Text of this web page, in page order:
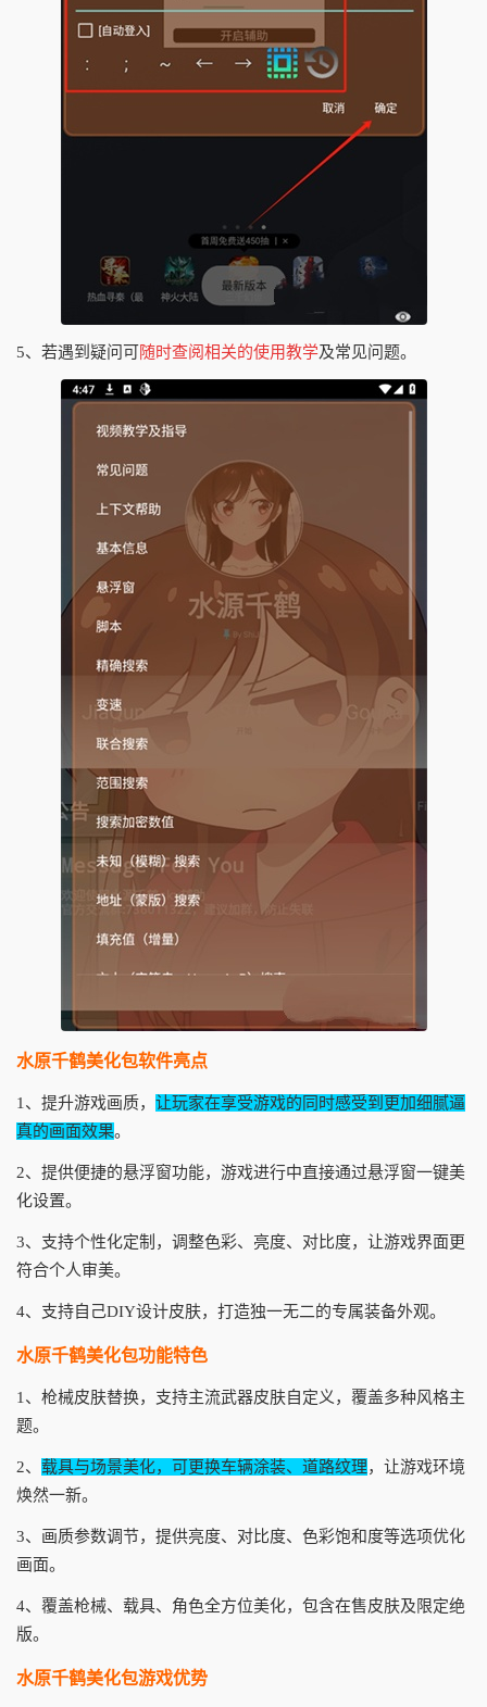
5、若遇到疑问可随时查阅相关的使用教学及常见问题。
水原千鹤美化包软件亮点
1、提升游戏画质， 让玩家在享受游戏的同时感受到更加细腻逼
真的画面效果。
2、提供便捷的悬浮窗功能，游戏进行中直接通过悬浮窗一键美
化设置。
3、支持个性化定制，调整色彩、亮度、对比度，让游戏界面更
符合个人审美。
4、支持自己DIY设计皮肤，打造独一无二的专属装备外观。
水原千鹤美化包功能特色
1、枪械皮肤替换，支持主流武器皮肤自定义，覆盖多种风格主
题。
2、 载具与场景美化，可更换车辆涂装、道路纹理，让游戏环境
焕然一新。
3、画质参数调节，提供亮度、对比度、色彩饱和度等选项优化
画面。
4、覆盖枪械、载具、角色全方位美化，包含在售皮肤及限定绝
版。
水原千鹤美化包游戏优势